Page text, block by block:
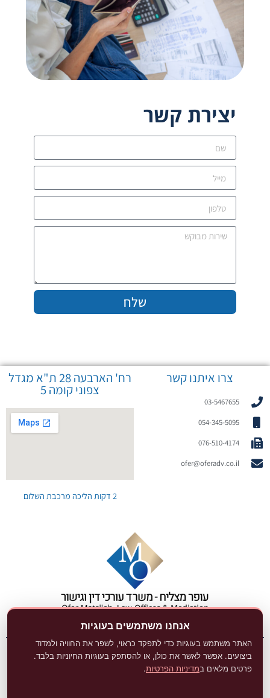
אנחנו משתמשים בעוגיות
האתר משתמש בעוגיות כדי לתפקד כראוי, לשפר את החוויה ולמדוד
ביצועים. אפשר לאשר את כולן, או להסתפק בעוגיות החיוניות בלבד.
פרטים מלאים במדיניות הפרטיות.
יצירת קשר
שלח
צרו איתנו קשר
03-5467655
054-345-5095
076-510-4174
ofer@oferadv.co.il
רח' הארבעה 28 ת"א מגדל
צפוני קומה 5
2 דקות הליכה מרכבת השלום
האתר נבנה ע״י DigitaLaw מבית אנשי מפתח